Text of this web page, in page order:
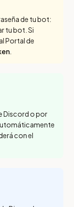
de tu bot:
tu bot. Si
Portal de
Discord o por
con el